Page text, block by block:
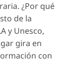
¿Por qué
de la
y Unesco,
gira en
con